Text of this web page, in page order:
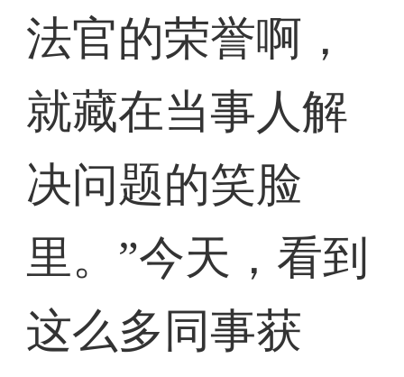
法官的荣誉啊，
就藏在当事人解
决问题的笑脸
里。”今天，看到
这么多同事获